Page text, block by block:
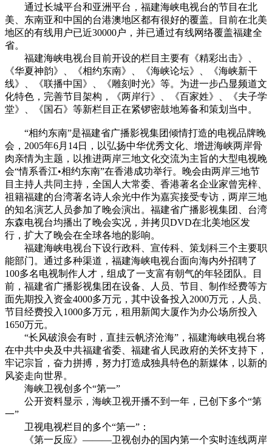
通过长城平台和亚洲平台，福建海峡电视台的节目在北
美、东南亚和中国的台港澳地区都有很好的覆盖。目前在北美
地区的有线用户已近30000户，并已通过有线网络覆盖福建全
省。
福建海峡电视台目前开设的栏目主要有《精彩出击》、
《华夏神韵》、《相约东南》、《海峡论坛》、《海峡新干
线》、《联播中国》、《雕刻时光》等。为进一步凸显频道文
化特色，完善节目架构，《两岸行》、《百家姓》、《夫子学
堂》、《国石》等新栏目正在紧锣密鼓地筹备和策划当中。
“相约东南”是福建省广播影视集团倾情打造的电视品牌晚
会，2005年6月14日，以弘扬中华优秀文化、增进海峡两岸骨
肉亲情为主题，以推进两岸三地文化交流为主旨的大型电视晚
会“情系香江•相约东南”在香港成功举行。晚会由两岸三地节
目主持人共同主持，全国人大常委、香港著名企业家曾宪梓、
祖籍福建的台湾著名诗人余光中作为嘉宾接受专访，两岸三地
的知名演艺人员参加了晚会演出。福建省广播影视集团、台湾
东森电视台均播出了晚会实况，并拷贝DVD在北美地区发
行，扩大了晚会在全球各地的影响。
福建海峡电视台下设行政科、宣传科、策划科三个主要职
能部门。通过多种渠道，福建海峡电视台面向海内外招聘了
100多名电视制作人才，组成了一支富有朝气的年轻团队。目
前，福建省广播影视集团在设备、人员、节目、制作经费等方
面先期投入资金4000多万元，其中设备投入2000万元，人员、
节目经费投入1000多万元，租用新闻大厦作为办公场所投入
1650万元。
“长风破浪会有时，直挂云帆济沧海”，福建海峡电视台将
在中共中央及中共福建省委、福建省人民政府的关怀支持下，
牢记宗旨，奋力拼搏，努力打造成独具特色的新媒体，以新的
风姿走向世界。
海峡卫视创多个“第一”
公开资料显示，海峡卫视开播不到一年，已创下多个“第
一”
卫视电视栏目的多个“第一”：
《第一反应》———卫视创办的国内第一个实时连线两岸